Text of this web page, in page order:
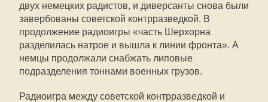
двух немецких радистов, и диверсанты снова были
завербованы советской контрразведкой. В
продолжение радиоигры «часть Шерхорна
разделилась натрое и вышла к линии фронта». А
немцы продолжали снабжать липовые
подразделения тоннами военных грузов.
Радиоигра между советской контрразведкой и